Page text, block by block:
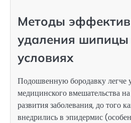
Методы
удаления
условиях
Подошвенную бородавку легче
медицинского вмешательства
развития заболевания, до того
внедрились в эпидермис